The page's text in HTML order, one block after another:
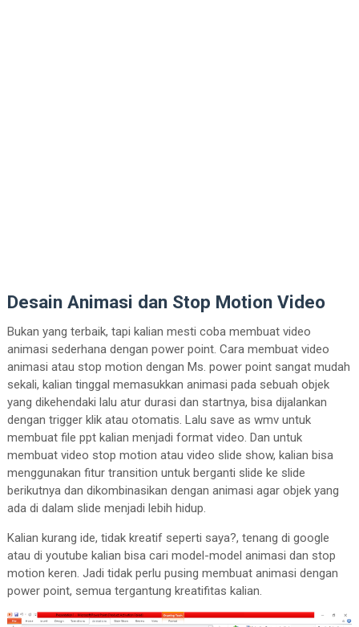
Desain Animasi dan Stop Motion Video
Bukan yang terbaik, tapi kalian mesti coba membuat video
animasi sederhana dengan power point. Cara membuat video
animasi atau stop motion dengan Ms. power point sangat mudah
sekali, kalian tinggal memasukkan animasi pada sebuah objek
yang dikehendaki lalu atur durasi dan startnya, bisa dijalankan
dengan trigger klik atau otomatis. Lalu save as wmv untuk
membuat file ppt kalian menjadi format video. Dan untuk
membuat video stop motion atau video slide show, kalian bisa
menggunakan fitur transition untuk berganti slide ke slide
berikutnya dan dikombinasikan dengan animasi agar objek yang
ada di dalam slide menjadi lebih hidup.
Kalian kurang ide, tidak kreatif seperti saya?, tenang di google
atau di youtube kalian bisa cari model-model animasi dan stop
motion keren. Jadi tidak perlu pusing membuat animasi dengan
power point, semua tergantung kreatifitas kalian.